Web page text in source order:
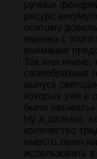
ручных
ресурс
поэтому
именно с
внимание
Так или иначе,
своеобразная
выпуск
которых уже в
было
Ну а дальше,
количество
вместо ламп
использовать